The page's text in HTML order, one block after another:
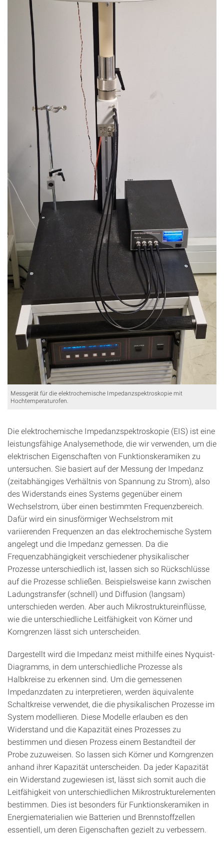
Messgerät für die elektrochemische Impedanzspektroskopie mit
Hochtemperaturofen.
Die elektrochemische Impedanzspektroskopie (EIS) ist eine
leistungsfähige Analysemethode, die wir verwenden, um die
elektrischen Eigenschaften von Funktionskeramiken zu
untersuchen. Sie basiert auf der Messung der Impedanz
(zeitabhängiges Verhältnis von Spannung zu Strom), also
des Widerstands eines Systems gegenüber einem
Wechselstrom, über einen bestimmten Frequenzbereich.
Dafür wird ein sinusförmiger Wechselstrom mit
variierenden Frequenzen an das elektrochemische System
angelegt und die Impedanz gemessen. Da die
Frequenzabhängigkeit verschiedener physikalischer
Prozesse unterschiedlich ist, lassen sich so Rückschlüsse
auf die Prozesse schließen. Beispielsweise kann zwischen
Ladungstransfer (schnell) und Diffusion (langsam)
unterschieden werden. Aber auch Mikrostruktureinflüsse,
wie die unterschiedliche Leitfähigkeit von Körner und
Korngrenzen lässt sich unterscheiden.
Dargestellt wird die Impedanz meist mithilfe eines Nyquist-
Diagramms, in dem unterschiedliche Prozesse als
Halbkreise zu erkennen sind. Um die gemessenen
Impedanzdaten zu interpretieren, werden äquivalente
Schaltkreise verwendet, die die physikalischen Prozesse im
System modellieren. Diese Modelle erlauben es den
Widerstand und die Kapazität eines Prozesses zu
bestimmen und diesen Prozess einem Bestandteil der
Probe zuzuweisen. So lassen sich Körner und Korngrenzen
anhand ihrer Kapazität unterscheiden. Da jeder Kapazität
ein Widerstand zugewiesen ist, lässt sich somit auch die
Leitfähigkeit von unterschiedlichen Mikrostrukturelementen
bestimmen. Dies ist besonders für Funktionskeramiken in
Energiematerialien wie Batterien und Brennstoffzellen
essentiell, um deren Eigenschaften gezielt zu verbessern.